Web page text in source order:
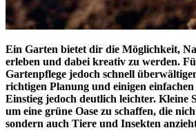
Ein Garten bietet dir die Möglichkeit,
erleben und dabei kreativ zu werden.
Gartenpflege jedoch schnell
richtigen Planung und einigen
Einstieg jedoch deutlich leichter. Kleine
um eine grüne Oase zu schaffen, die
sondern auch Tiere und Insekten